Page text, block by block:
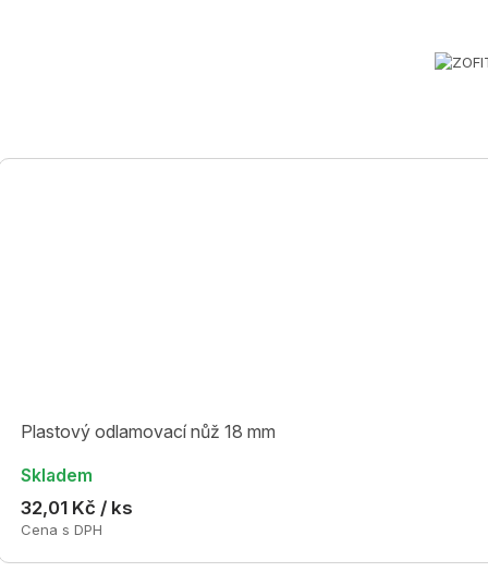
Plastový odlamovací nůž 18 mm
Skladem
32,01 Kč / ks
Cena s DPH